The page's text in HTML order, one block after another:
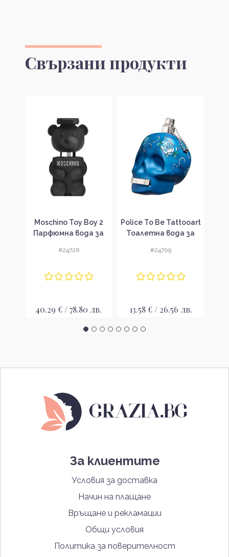
Свързани продукти
Moschino Toy Boy 2
Парфюмна вода за
EDP
#24726
40.29 € / 78.80 лв.
Police To Be Tattooart
Тоалетна вода за
EDT
#24709
13.58 € / 26.56 лв.
За клиентите
Условия за доставка
Начин на плащане
Връщане и рекламации
Общи условия
Политика за поверителност